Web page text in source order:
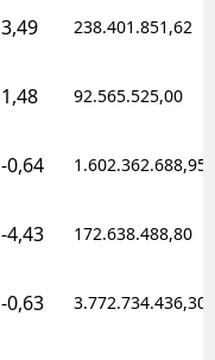
3,49 238.401.851,62
1,48 92.565.525,00
-0,64 1.602.362.688,95
-4,43 172.638.488,80
-0,63 3.772.734.436,30